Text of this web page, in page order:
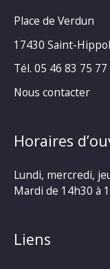
Place de Verdun
17430 Saint-
Tél. 05 46 83 75 77
Nous contacter
Horaires
Lundi, mercredi,
Mardi de 14h30 à
Liens